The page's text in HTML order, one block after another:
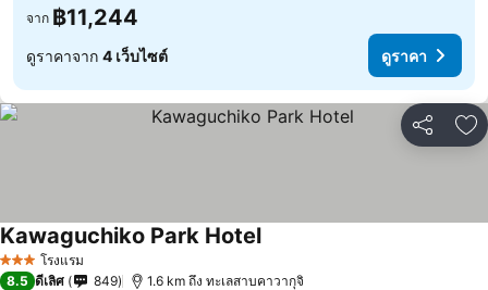
จาก ฿11,244
ดูราคาจาก 4 เว็บไซต์ ดูราคา
แชร์ เ
3 ดาว โรงแรม
Kawaguchiko Park Hotelดูราคา
8.5 ดีเลิศ 849 1.6 km ถึง ทะเลสาบคาวากุจิ